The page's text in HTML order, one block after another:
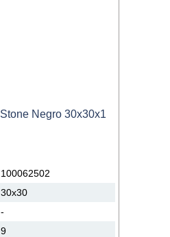
Negro 30x30x1
100062502
30x30
-
9